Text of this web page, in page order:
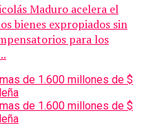
Maduro acelera el
bienes expropiados sin
para los